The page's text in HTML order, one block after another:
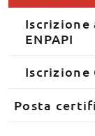
Iscrizione
ENPAPI
Iscrizione
Posta